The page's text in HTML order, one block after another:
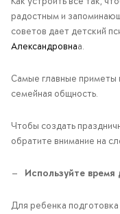
радостным и
советов дает детский
Александровнаа.
Самые главные приметы
семейная общность.
Чтобы создать
обратите внимание на
Используйте
Для ребенка